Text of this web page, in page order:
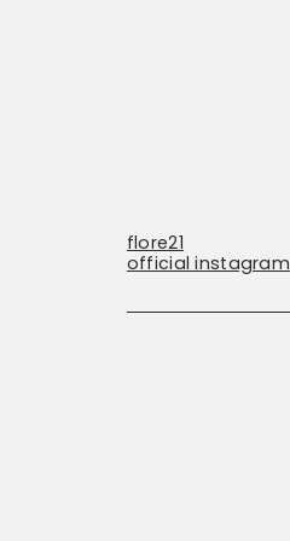
flore21
official instagram